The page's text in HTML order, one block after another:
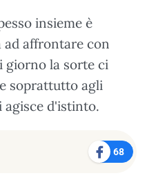
insieme è
affrontare con
giorno la sorte ci
soprattutto agli
agisce d'istinto.
68